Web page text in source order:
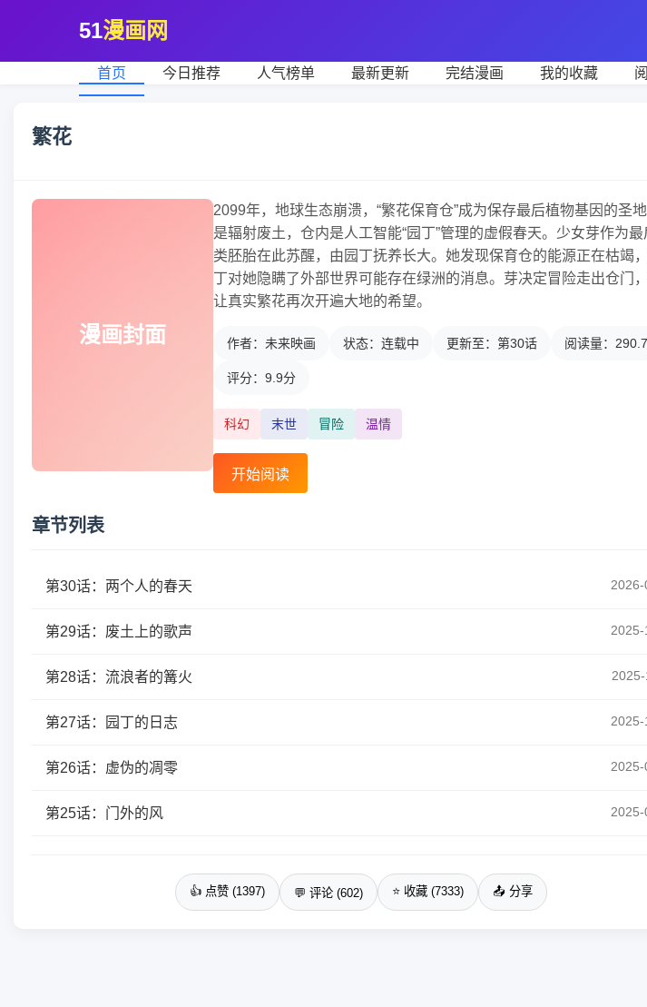
51漫画网
首页 今日推荐 人气榜单 最新更新 完结漫画 我的收藏
繁花
漫画封面
2099年，地球生态崩溃，“繁花保育仓”成为保存最后植物基因的圣
是辐射废土，仓内是人工智能“园丁”管理的虚假春天。少女芽作为最
类胚胎在此苏醒，由园丁抚养长大。她发现保育仓的能源正在枯竭
丁对她隐瞒了外部世界可能存在绿洲的消息。芽决定冒险走出仓门
让真实繁花再次开遍大地的希望。
作者：未来映画 状态：连载中 更新至：第30话 阅读量：
评分：9.9分
科幻 末世 冒险 温情
开始阅读
章节列表
第30话：两个人的春天 2026-
第29话：废土上的歌声
第28话：流浪者的篝火
第27话：园丁的日志
第26话：虚伪的凋零
第25话：门外的风
👍 点赞 (1397) 💬 评论 (602) ⭐ 收藏 (7333) 📤 分享